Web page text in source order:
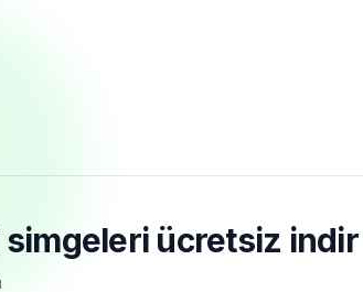
simgeleri ücretsiz indir